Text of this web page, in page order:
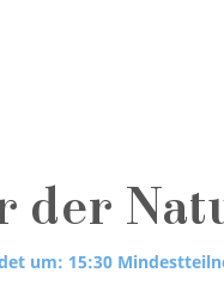
der
um: 15:30